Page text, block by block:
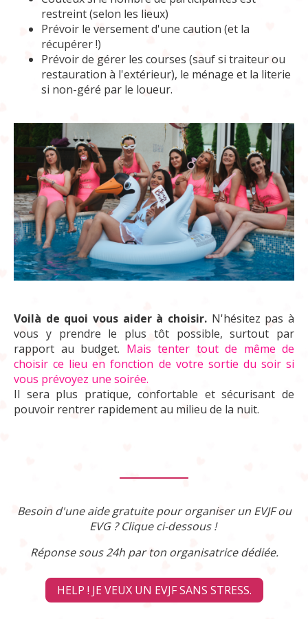
restreint (selon les lieux)
Prévoir le versement d'une caution (et la
récupérer !)
Prévoir de gérer les courses (sauf si traiteur ou
restauration à l'extérieur), le ménage et la literie
si non-géré par le loueur.
Voilà de quoi vous aider à choisir. N'hésitez pas à
vous y prendre le plus tôt possible, surtout par
rapport au budget. Mais tenter tout de même de
choisir ce lieu en fonction de votre sortie du soir si
vous prévoyez une soirée.
Il sera plus pratique, confortable et sécurisant de
pouvoir rentrer rapidement au milieu de la nuit.
Besoin d'une aide gratuite pour organiser un EVJF ou
EVG ? Clique ci-dessous !
Réponse sous 24h par ton organisatrice dédiée.
HELP ! JE VEUX UN EVJF SANS STRESS.